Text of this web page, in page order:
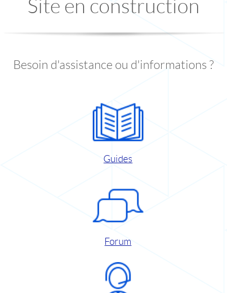
Site en construction
Besoin d'assistance ou d'informations ?
Guides
Forum